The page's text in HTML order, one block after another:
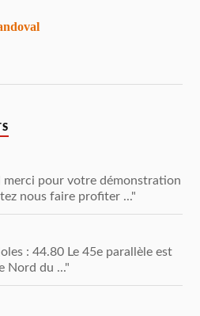
merci pour votre démonstration
nous faire profiter ..."
: 44.80 Le 45e parallèle est
Nord du ..."